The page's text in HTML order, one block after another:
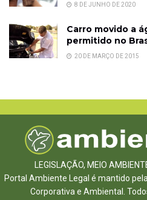
8 DE JUNHO DE 2020
Carro movido a
permitido no
20 DE MARÇO DE 2015
LEGISLAÇÃO, MEIO
Portal Ambiente Legal é mantido
Corporativa e Ambiental.